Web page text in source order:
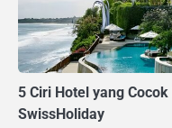
5 Ciri Hotel yang
SwissHoliday